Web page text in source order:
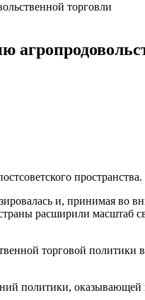
торговли
пространства.
и, принимая во
расширили масштаб
торговой политики
политики,